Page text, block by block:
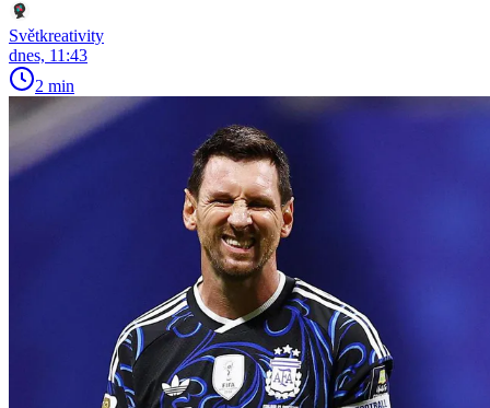
Světkreativity
dnes, 11:43
2 min